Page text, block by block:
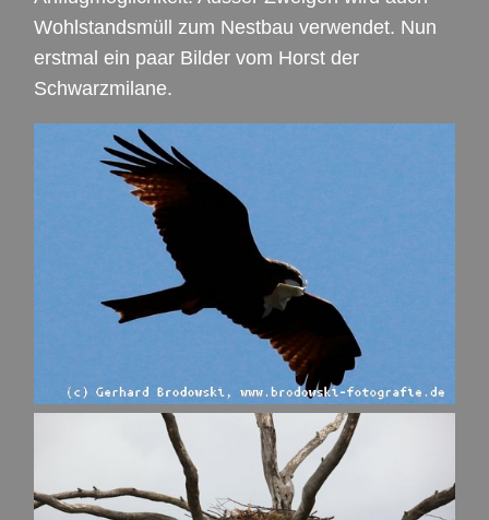
Wohlstandsmüll zum Nestbau verwendet. Nun
erstmal ein paar Bilder vom Horst der
Schwarzmilane.